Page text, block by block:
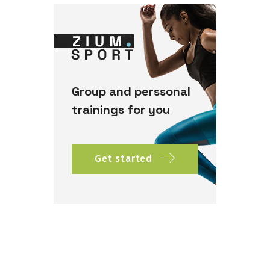
Group and perssonal
trainings for you
Get started